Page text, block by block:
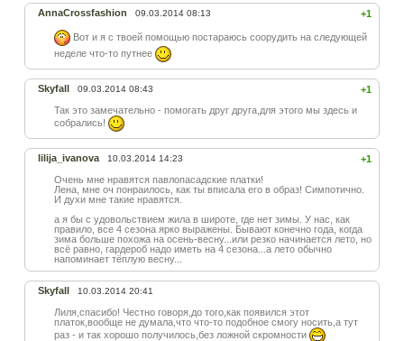
+1
AnnaCrossfashion 09.03.2014 08:13
Вот и я с твоей помощью постараюсь соорудить на следующей
неделе что-то путнее
+1
Skyfall 09.03.2014 08:43
Так это замечательно - помогать друг друга,для этого мы здесь и
собрались!
+1
lilija_ivanova 10.03.2014 14:23
Очень мне нравятся павлопасадские платки!
Лена, мне оч понраилось, как ты вписала его в образ! Симпотично.
И духи мне такие нравятся.
а я бы с удовольствием жила в широте, где нет зимы. У нас, как
правило, все 4 сезона ярко выражены. Бывают конечно года, когда
зима больше похожа на осень-весну...или резко начинается лето, но
всё равно, гардероб надо иметь на 4 сезона...а лето обычно
напоминает тёплую весну...
Skyfall 10.03.2014 20:41
Лиля,спасибо! Честно говоря,до того,как появился этот
платок,вообще не думала,что что-то подобное смогу носить,а тут
раз - и так хорошо получилось,без ложной скромности